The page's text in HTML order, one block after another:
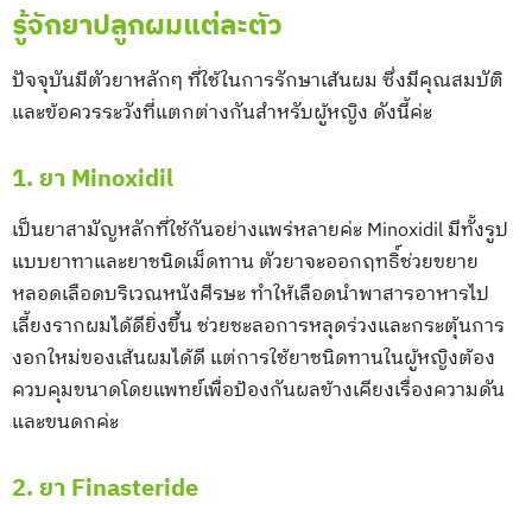
รู้จักยาปลูกผมแต่ละตัว
ปัจจุบันมีตัวยาหลักๆ ที่ใช้ในการรักษาเส้นผม ซึ่งมีคุณสมบัติ
และข้อควรระวังที่แตกต่างกันสำหรับผู้หญิง ดังนี้ค่ะ
1. ยา Minoxidil
เป็นยาสามัญหลักที่ใช้กันอย่างแพร่หลายค่ะ Minoxidil มีทั้งรูป
แบบยาทาและยาชนิดเม็ดทาน ตัวยาจะออกฤทธิ์ช่วยขยาย
หลอดเลือดบริเวณหนังศีรษะ ทำให้เลือดนำพาสารอาหารไป
เลี้ยงรากผมได้ดียิ่งขึ้น ช่วยชะลอการหลุดร่วงและกระตุ้นการ
งอกใหม่ของเส้นผมได้ดี แต่การใช้ยาชนิดทานในผู้หญิงต้อง
ควบคุมขนาดโดยแพทย์เพื่อป้องกันผลข้างเคียงเรื่องความดัน
และขนดกค่ะ
2. ยา Finasteride